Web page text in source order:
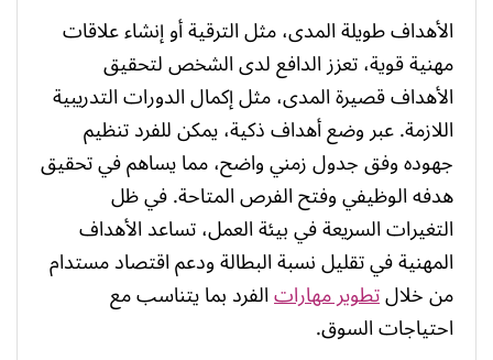
الأهداف طويلة المدى، مثل الترقية أو إنشاء علاقات
مهنية قوية، تعزز الدافع لدى الشخص لتحقيق
الأهداف قصيرة المدى، مثل إكمال الدورات التدريبية
اللازمة. عبر وضع أهداف ذكية، يمكن للفرد تنظيم
جهوده وفق جدول زمني واضح، مما يساهم في تحقيق
هدفه الوظيفي وفتح الفرص المتاحة. في ظل
التغيرات السريعة في بيئة العمل، تساعد الأهداف
المهنية في تقليل نسبة البطالة ودعم اقتصاد مستدام
من خلالتطوير مهاراتالفرد بما يتناسب مع
احتياجات السوق.